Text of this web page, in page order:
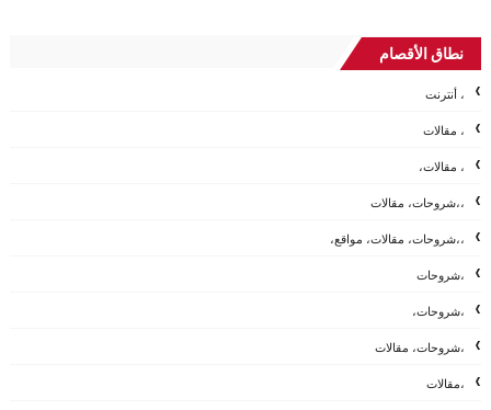
نطاق الأقصام
، أنترنت
، مقالات
، مقالات،
،،شروحات، مقالات
،،شروحات، مقالات، مواقع،
،شروحات
،شروحات،
،شروحات، مقالات
،مقالات